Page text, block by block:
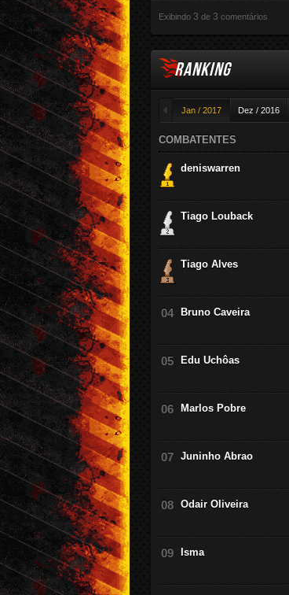
Exibindo 3 de 3 comentários
RANKING
◄
Jan / 2017 Dez / 2016
COMBATENTES
deniswarren
Tiago Louback
Tiago Alves
Bruno Caveira
Edu Uchôas
Marlos Pobre
Juninho Abrao
Odair Oliveira
Isma